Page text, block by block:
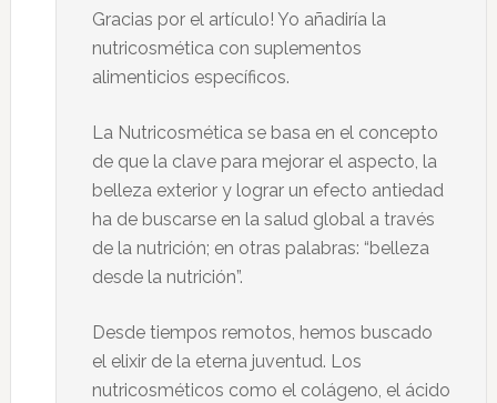
Gracias por el artículo! Yo añadiría la
nutricosmética con suplementos
alimenticios específicos.
La Nutricosmética se basa en el concepto
de que la clave para mejorar el aspecto, la
belleza exterior y lograr un efecto antiedad
ha de buscarse en la salud global a través
de la nutrición; en otras palabras: “belleza
desde la nutrición”.
Desde tiempos remotos, hemos buscado
el elixir de la eterna juventud. Los
nutricosméticos como el colágeno, el ácido